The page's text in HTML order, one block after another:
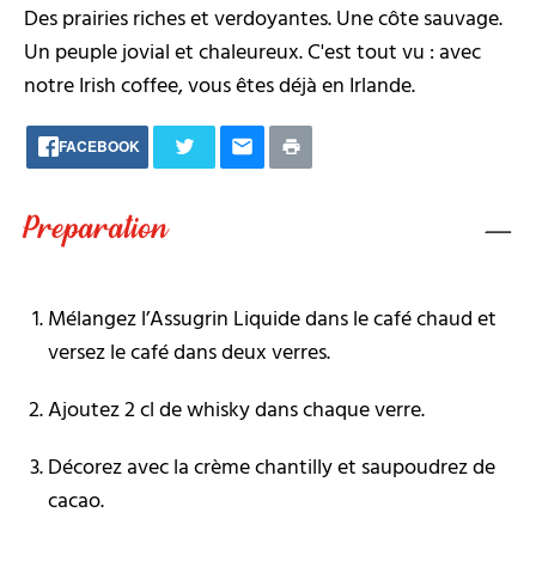
Des prairies riches et verdoyantes. Une côte sauvage.
Un peuple jovial et chaleureux. C'est tout vu : avec
notre Irish coffee, vous êtes déjà en Irlande.
FACEBOOK
Preparation
Mélangez l’Assugrin Liquide dans le café chaud et
versez le café dans deux verres.
Ajoutez 2 cl de whisky dans chaque verre.
Décorez avec la crème chantilly et saupoudrez de
cacao.